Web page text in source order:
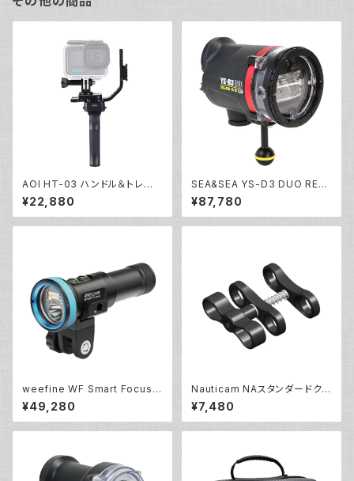
AOI HT-03 ハンドル＆トレー0
3 アクションカム [40460/404
61]
¥22,880
SEA&SEA YS-D3 DUO RED
[03130]
¥87,780
weefine WF Smart Focus 2
600 [30636]
¥49,280
Nauticam NAスタンダードクラ
ンプ [40202]
¥7,480